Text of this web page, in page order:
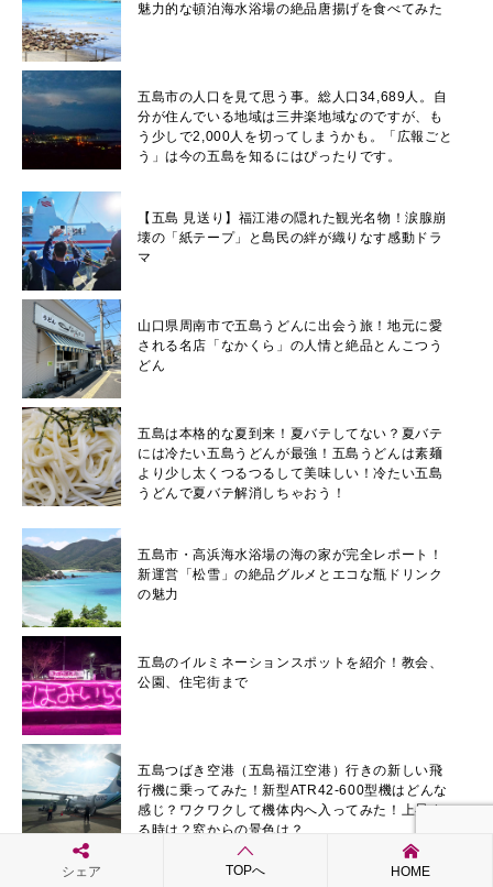
魅力的な頓泊海水浴場の絶品唐揚げを食べてみた
五島市の人口を見て思う事。総人口34,689人。自
分が住んでいる地域は三井楽地域なのですが、も
う少しで2,000人を切ってしまうかも。「広報ごと
う」は今の五島を知るにはぴったりです。
【五島 見送り】福江港の隠れた観光名物！涙腺崩
壊の「紙テープ」と島民の絆が織りなす感動ドラ
マ
山口県周南市で五島うどんに出会う旅！地元に愛
される名店「なかくら」の人情と絶品とんこつう
どん
五島は本格的な夏到来！夏バテしてない？夏バテ
には冷たい五島うどんが最強！五島うどんは素麺
より少し太くつるつるして美味しい！冷たい五島
うどんで夏バテ解消しちゃおう！
五島市・高浜海水浴場の海の家が完全レポート！
新運営「松雪」の絶品グルメとエコな瓶ドリンク
の魅力
五島のイルミネーションスポットを紹介！教会、
公園、住宅街まで
五島つばき空港（五島福江空港）行きの新しい飛
行機に乗ってみた！新型ATR42-600型機はどんな
感じ？ワクワクして機体内へ入ってみた！上昇す
る時は？窓からの景色は？
シェア TOPへ HOME